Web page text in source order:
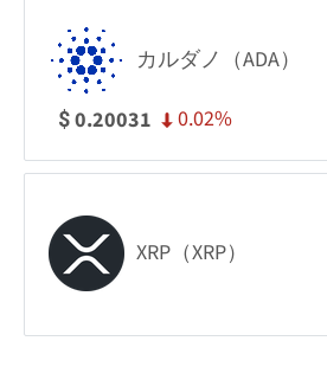
カルダノ（ADA）
$0.20031 0.02%
XRP（XRP）